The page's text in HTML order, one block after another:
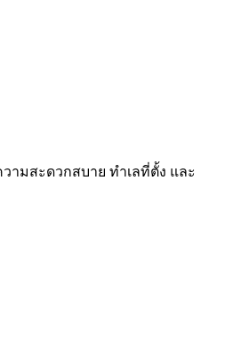
ามสะดวกสบาย ทำเลที่ตั้ง และ